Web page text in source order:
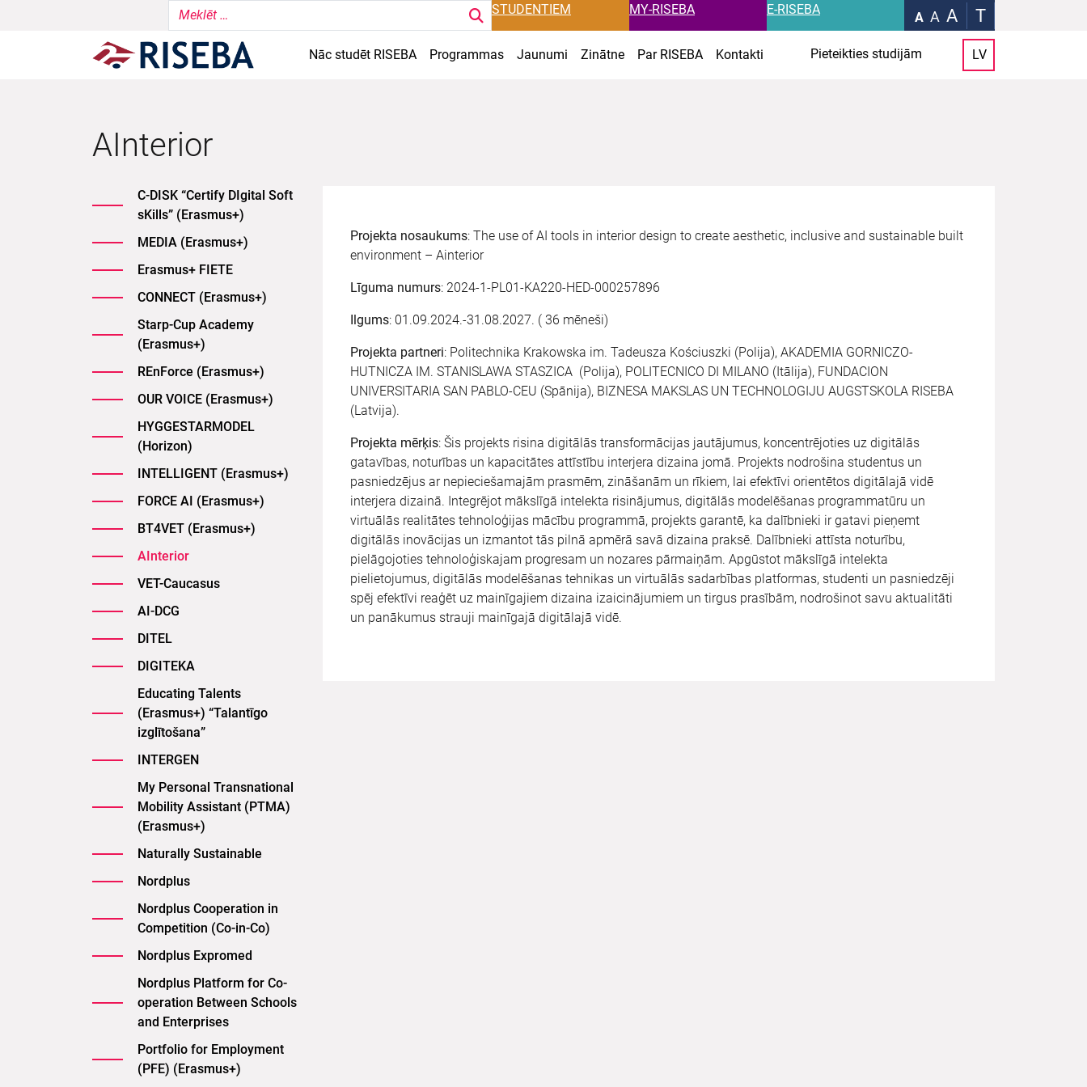
STUDENTIEM MY-RISEBA E-RISEBA A A A T
Nāc studēt RISEBA Programmas Jaunumi Zinātne Par RISEBA Kontakti Pieteikties studijām LV
AInterior
C-DISK “Certify DIgital Soft
sKills” (Erasmus+)
MEDIA (Erasmus+)
Erasmus+ FIETE
CONNECT (Erasmus+)
Starp-Cup Academy
(Erasmus+)
REnForce (Erasmus+)
OUR VOICE (Erasmus+)
HYGGESTARMODEL
(Horizon)
INTELLIGENT (Erasmus+)
FORCE AI (Erasmus+)
BT4VET (Erasmus+)
AInterior
VET-Caucasus
AI-DCG
DITEL
DIGITEKA
Educating Talents
(Erasmus+) “Talantīgo
izglītošana”
INTERGEN
My Personal Transnational
Mobility Assistant (PTMA)
(Erasmus+)
Naturally Sustainable
Nordplus
Nordplus Cooperation in
Competition (Co-in-Co)
Nordplus Expromed
Nordplus Platform for Co-
operation Between Schools
and Enterprises
Portfolio for Employment
(PFE) (Erasmus+)
Projekta nosaukums: The use of AI tools in interior design to create aesthetic, inclusive and sustainable built
environment – Ainterior
Līguma numurs: 2024-1-PL01-KA220-HED-000257896
Ilgums: 01.09.2024.-31.08.2027. ( 36 mēneši)
Projekta partneri: Politechnika Krakowska im. Tadeusza Kościuszki (Polija), AKADEMIA GORNICZO-
HUTNICZA IM. STANISLAWA STASZICA (Polija), POLITECNICO DI MILANO (Itālija), FUNDACION
UNIVERSITARIA SAN PABLO-CEU (Spānija), BIZNESA MAKSLAS UN TECHNOLOGIJU AUGSTSKOLA RISEBA
(Latvija).
Projekta mērķis: Šis projekts risina digitālās transformācijas jautājumus, koncentrējoties uz digitālās
gatavības, noturības un kapacitātes attīstību interjera dizaina jomā. Projekts nodrošina studentus un
pasniedzējus ar nepieciešamajām prasmēm, zināšanām un rīkiem, lai efektīvi orientētos digitālajā vidē
interjera dizainā. Integrējot mākslīgā intelekta risinājumus, digitālās modelēšanas programmatūru un
virtuālās realitātes tehnoloģijas mācību programmā, projekts garantē, ka dalībnieki ir gatavi pieņemt
digitālās inovācijas un izmantot tās pilnā apmērā savā dizaina praksē. Dalībnieki attīsta noturību,
pielāgojoties tehnoloģiskajam progresam un nozares pārmaiņām. Apgūstot mākslīgā intelekta
pielietojumus, digitālās modelēšanas tehnikas un virtuālās sadarbības platformas, studenti un pasniedzēji
spēj efektīvi reaģēt uz mainīgajiem dizaina izaicinājumiem un tirgus prasībām, nodrošinot savu aktualitāti
un panākumus strauji mainīgajā digitālajā vidē.